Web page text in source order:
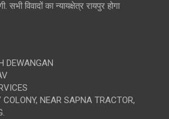
सभी विवादों का न्यायक्षेत्र रायपुर होगा
DEWANGAN
COLONY, NEAR SAPNA TRACTOR,